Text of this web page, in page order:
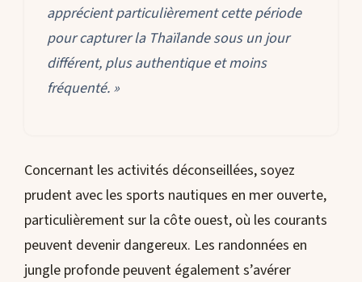
apprécient particulièrement cette période
pour capturer la Thaïlande sous un jour
différent, plus authentique et moins
fréquenté. »
Concernant les activités déconseillées, soyez
prudent avec les sports nautiques en mer ouverte,
particulièrement sur la côte ouest, où les courants
peuvent devenir dangereux. Les randonnées en
jungle profonde peuvent également s’avérer